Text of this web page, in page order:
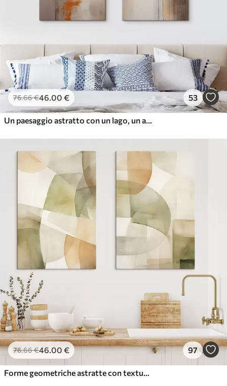
76.66€46.00 € 53
Un paesaggio astratto con un lago, un albero e la nebbia gialla, l'acqua riflette e il cielo nuvoloso
76.66€46.00 € 97
Forme geometriche astratte con texture acquerellata nei toni del verde, marrone e beige